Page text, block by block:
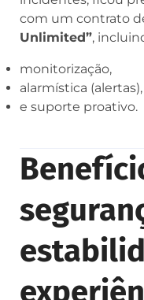
com um contrato
Unlimited”,
monitorização,
alarmística (alertas),
e suporte proativo.